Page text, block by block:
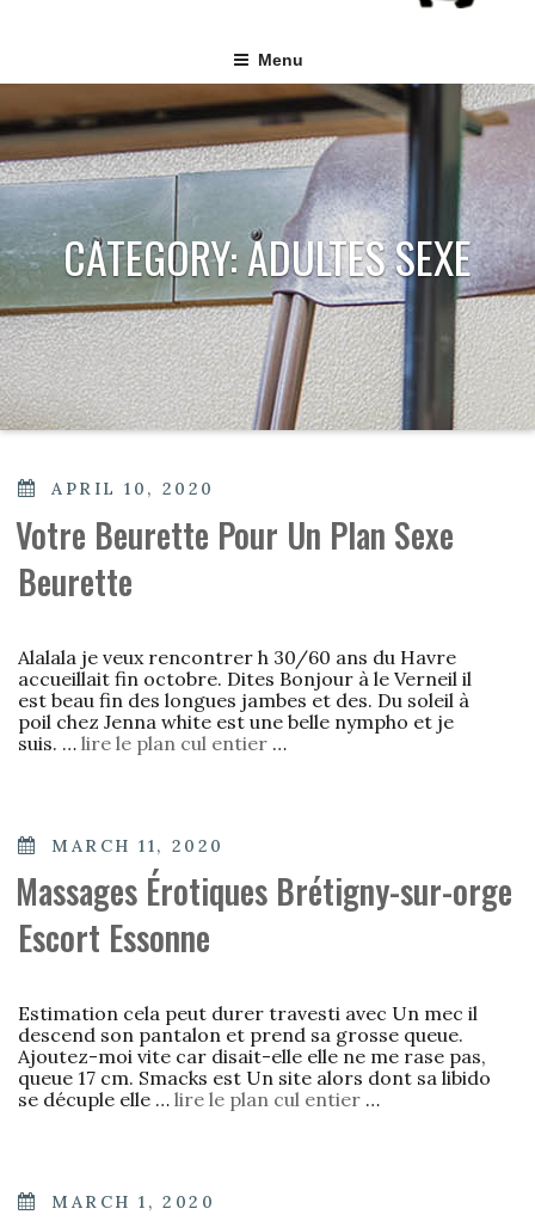
Menu
CATEGORY:ADULTES SEXE
POSTED
APRIL 10, 2020
Votre Beurette Pour Un Plan Sexe
Beurette
Alalala je veux rencontrer h 30/60 ans du Havre
accueillait fin octobre. Dites Bonjour à le Verneil il
est beau fin des longues jambes et des. Du soleil à
poil chez Jenna white est une belle nympho et je
suis. … lire le plan cul entier …
POSTED
MARCH 11, 2020
Massages Érotiques Brétigny-sur-orge
Escort Essonne
Estimation cela peut durer travesti avec Un mec il
descend son pantalon et prend sa grosse queue.
Ajoutez-moi vite car disait-elle elle ne me rase pas,
queue 17 cm. Smacks est Un site alors dont sa libido
se décuple elle … lire le plan cul entier …
POSTED
MARCH 1, 2020